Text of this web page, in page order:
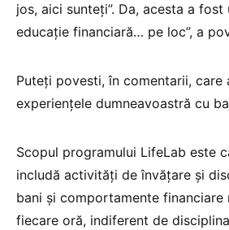
jos, aici sunteți”. Da, acesta a fost
educație financiară… pe loc”, a
Puteți povesti, în comentarii, care
experiențele dumneavoastră cu
Scopul programului LifeLab este
includă activități de învățare și
bani și comportamente financiare
fiecare oră, indiferent de